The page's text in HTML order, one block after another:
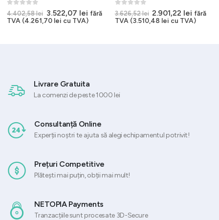
lei.
0 out of 5
4.402,58lei Prețul
inițial
3.522,07 leiPrețul
curent
fără
TVA (4.261,70 lei cu TVA)
0 out of 5
3.626,52lei Prețul
inițial
2.901,22 lei Prețul
curent
fără
TVA (3.510,48 lei cu TVA)
Livrare Gratuita
La comenzi de peste 1000 lei
Consultanță Online
Experții noștri te ajuta să alegi echipamentul potrivit!
Prețuri Competitive
Plătești mai puțin, obții mai mult!
NETOPIA Payments
Tranzacțiile sunt procesate 3D-Secure